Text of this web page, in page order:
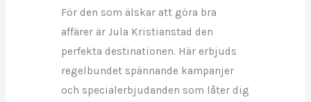
För den som älskar att göra bra
affärer är Jula Kristianstad den
perfekta destinationen. Här erbjuds
regelbundet spännande kampanjer
och specialerbjudanden som låter dig